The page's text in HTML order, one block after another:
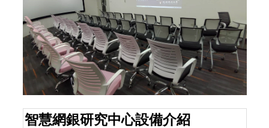
智慧網銀研究中心設備介紹